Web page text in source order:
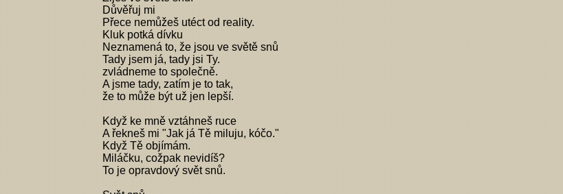
Důvěřuj mi
Přece nemůžeš utéct od reality.
Kluk potká dívku
Neznamená to, že jsou ve světě snů
Tady jsem já, tady jsi Ty.
zvládneme to společně.
A jsme tady, zatím je to tak,
že to může být už jen lepší.
Když ke mně vztáhneš ruce
A řekneš mi "Jak já Tě miluju, kóčo."
Když Tě objímám.
Miláčku, cožpak nevidíš?
To je opravdový svět snů.